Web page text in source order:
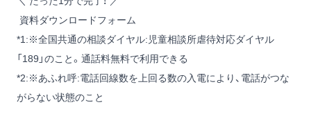
資料ダウンロードフォーム
*1 :※全国共通の相談ダイヤル:児童相談所虐待対応ダイヤル
「189」のこと。通話料無料で利用できる
*2:※あふれ呼:電話回線数を上回る数の入電により、電話がつな
がらない状態のこと